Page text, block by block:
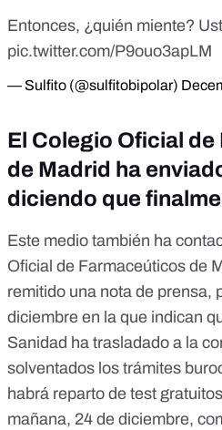
Entonces, ¿quién miente?
pic.twitter.com/P9ouo3apLM
— Sulfito (@sulfitobipolar)
El Colegio Oficial
de Madrid ha
diciendo que
Este medio también ha
Oficial de Farmaceúticos de
remitido una nota de prensa,
diciembre en la que indican
Sanidad ha trasladado a la
solventados los trámites
habrá reparto de test
mañana, 24 de diciembre,